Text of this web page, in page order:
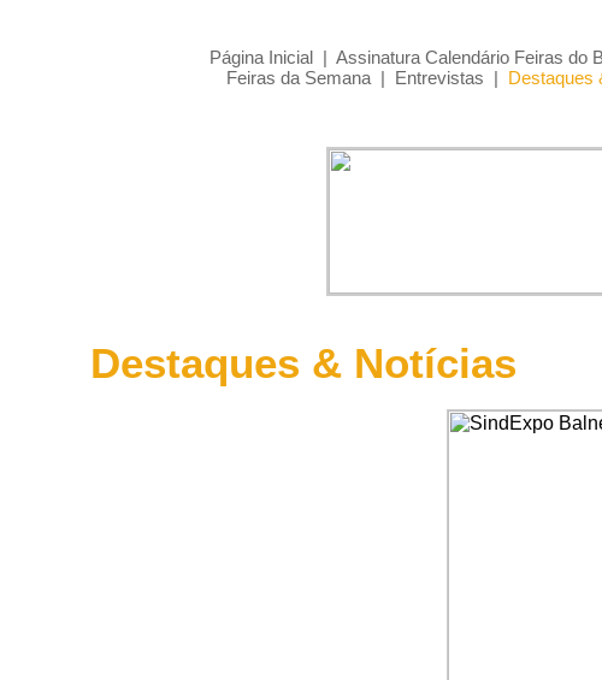
Página Inicial | Assinatura Calendário Feiras do
Feiras da Semana | Entrevistas | Destaques
Destaques & Notícias